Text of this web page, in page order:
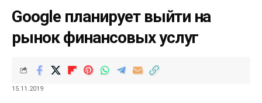
Google планирует выйти на
рынок финансовых услуг
15.11.2019